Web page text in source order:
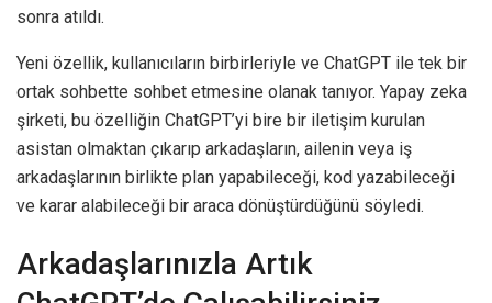
sonra atıldı.
Yeni özellik, kullanıcıların birbirleriyle ve ChatGPT ile tek bir
ortak sohbette sohbet etmesine olanak tanıyor. Yapay zeka
şirketi, bu özelliğin ChatGPT’yi bire bir iletişim kurulan
asistan olmaktan çıkarıp arkadaşların, ailenin veya iş
arkadaşlarının birlikte plan yapabileceği, kod yazabileceği
ve karar alabileceği bir araca dönüştürdüğünü söyledi.
Arkadaşlarınızla Artık